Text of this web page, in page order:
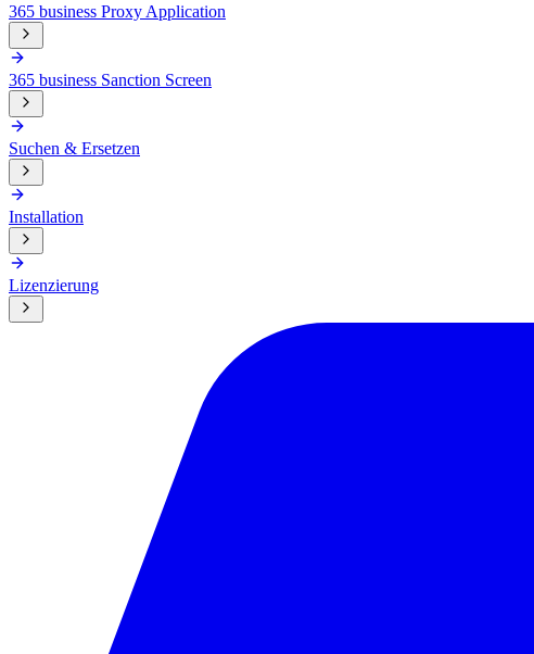
365 business Proxy Application
365 business Sanction Screen
Suchen & Ersetzen
Installation
Lizenzierung